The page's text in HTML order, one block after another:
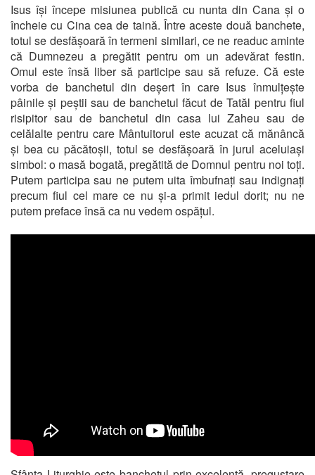
Isus își începe misiunea publică cu nunta din Cana și o
încheie cu Cina cea de taină. Între aceste două banchete,
totul se desfășoară în termeni similari, ce ne readuc aminte
că Dumnezeu a pregătit pentru om un adevărat festin.
Omul este însă liber să participe sau să refuze. Că este
vorba de banchetul din deșert în care Isus înmulțește
pâinile și peștii sau de banchetul făcut de Tatăl pentru fiul
risipitor sau de banchetul din casa lui Zaheu sau de
celălalte pentru care Mântuitorul este acuzat că mănâncă
și bea cu păcătoșii, totul se desfășoară în jurul aceluiași
simbol: o masă bogată, pregătită de Domnul pentru noi toți.
Putem participa sau ne putem uita îmbufnați sau indignați
precum fiul cel mare ce nu și-a primit iedul dorit; nu ne
putem preface însă ca nu vedem ospățul.